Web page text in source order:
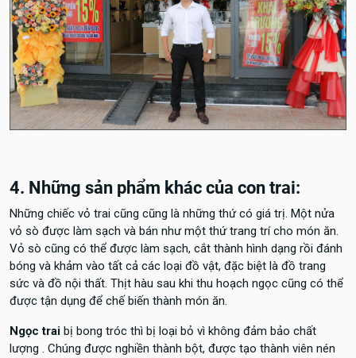
4. Những sản phẩm khác của con trai:
Những chiếc vỏ trai cũng cũng là những thứ có giá trị. Một nửa
vỏ sò được làm sạch và bán như một thứ trang trí cho món ăn.
Vỏ sò cũng có thể được làm sạch, cắt thành hình dạng rồi đánh
bóng và khảm vào tất cả các loại đồ vật, đặc biệt là đồ trang
sức và đồ nội thất. Thịt hàu sau khi thu hoạch ngọc cũng có thể
được tận dụng để chế biến thành món ăn.
Ngọc trai bị bong tróc thì bị loại bỏ vì không đảm bảo chất
lượng . Chúng được nghiền thành bột, được tạo thành viên nén